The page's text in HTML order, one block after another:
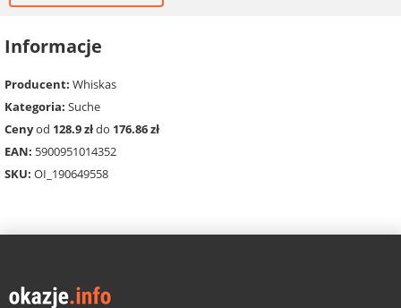
Informacje
Producent: Whiskas
Kategoria: Suche
Cenyod 128.9 złdo 176.86 zł
EAN: 5900951014352
SKU: OI_190649558